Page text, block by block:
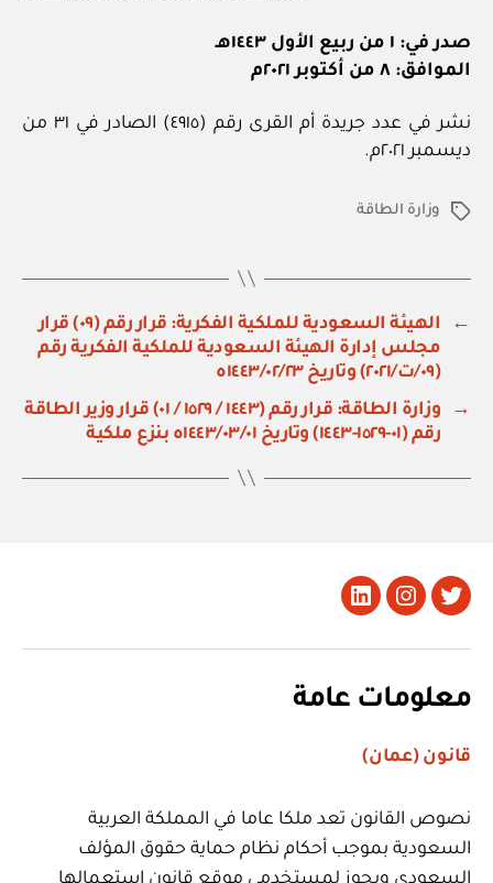
صدر في: ١ من ربيع الأول ١٤٤٣هـ
الموافق: ٨ من أكتوبر ٢٠٢١م
نشر في عدد جريدة أم القرى رقم (٤٩١٥) الصادر في ٣١ من
ديسمبر ٢٠٢١م.
الوسوموزارة الطاقة
←
الهيئة السعودية للملكية الفكرية: قرار رقم (٠٩) قرار
مجلس إدارة الهيئة السعودية للملكية الفكرية رقم
(٠٩/ت/٢٠٢١) وتاريخ ١٤٤٣/٠٢/٢٣ه
→
وزارة الطاقة: قرار رقم (١٤٤٣ / ١٥٢٩ / ٠١) قرار وزير الطاقة
رقم (٠١-١٥٢٩-١٤٤٣) وتاريخ ١٤٤٣/٠٣/٠١ه بنزع ملكية
تويتر Instagram
LinkedIn
معلومات عامة
قانون (عمان)
نصوص القانون تعد ملكا عاما في المملكة العربية
السعودية بموجب أحكام نظام حماية حقوق المؤلف